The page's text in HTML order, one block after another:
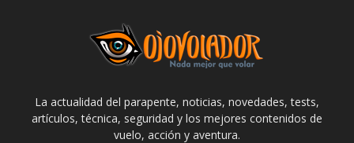
La actualidad del parapente, noticias, novedades, tests,
artículos, técnica, seguridad y los mejores contenidos de
vuelo, acción y aventura.